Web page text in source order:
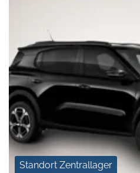
Standort Zentrallager